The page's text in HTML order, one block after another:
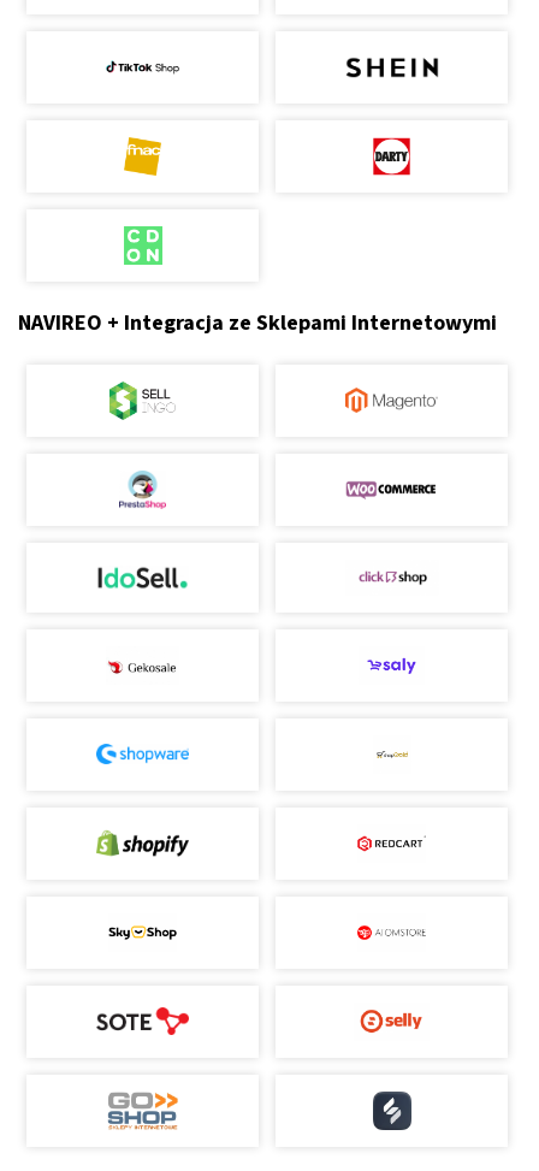
NAVIREO + Integracja ze Sklepami Internetowymi